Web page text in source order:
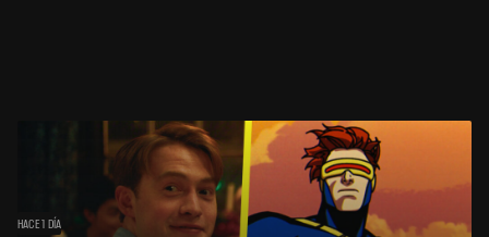
HACE 1 DÍA